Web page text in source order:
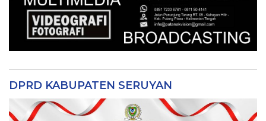
DPRD KABUPATEN SERUYAN